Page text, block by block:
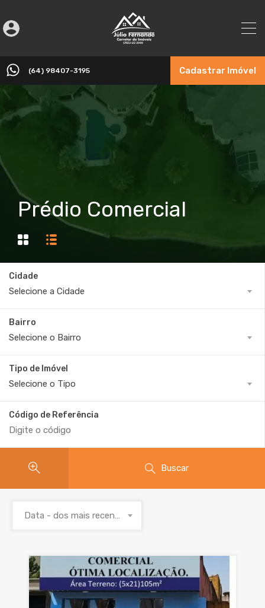
(64) 98407-3195 Cadastrar Imóvel
Prédio Comercial
Cidade
Selecione a Cidade
Bairro
Selecione o Bairro
Tipo de Imóvel
Selecione o Tipo
Código de Referência
Buscar
Data - dos mais recentes para os mais antigos